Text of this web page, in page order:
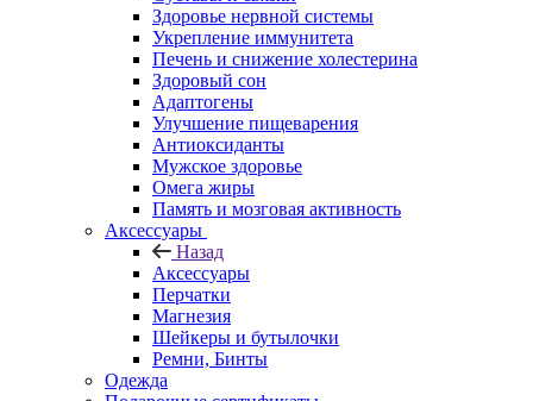
Здоровье нервной системы
Укрепление иммунитета
Печень и снижение холестерина
Здоровый сон
Адаптогены
Улучшение пищеварения
Антиоксиданты
Мужское здоровье
Омега жиры
Память и мозговая активность
Аксессуары
Назад
Аксессуары
Перчатки
Магнезия
Шейкеры и бутылочки
Ремни, Бинты
Одежда